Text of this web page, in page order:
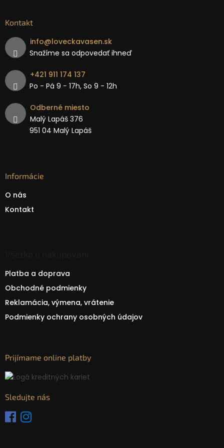
Kontakt
info@loveckavasen.sk
Snažíme sa odpovedať ihneď
+421 911 174 137
Po - Pá 9 − 17h, So 9 - 12h
Odberné miesto
Malý Lapáš 376
951 04 Malý Lapáš
Informácie
O nás
Kontakt
Platba a doprava
Obchodné podmienky
Reklamácia, výmena, vrátenie
Podmienky ochrany osobných údajov
Prijímame online platby
Sledujte nás